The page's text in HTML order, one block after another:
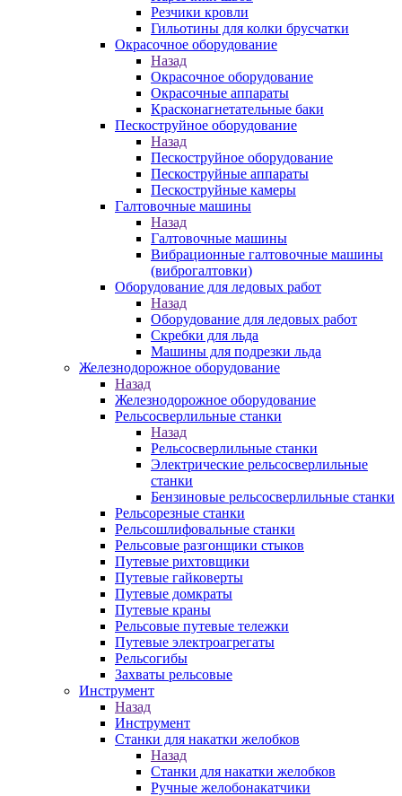
Резчики кровли
Гильотины для колки брусчатки
Окрасочное оборудование
Назад
Окрасочное оборудование
Окрасочные аппараты
Красконагнетательные баки
Пескоструйное оборудование
Назад
Пескоструйное оборудование
Пескоструйные аппараты
Пескоструйные камеры
Галтовочные машины
Назад
Галтовочные машины
Вибрационные галтовочные машины
(виброгалтовки)
Оборудование для ледовых работ
Назад
Оборудование для ледовых работ
Скребки для льда
Машины для подрезки льда
Железнодорожное оборудование
Назад
Железнодорожное оборудование
Рельсосверлильные станки
Назад
Рельсосверлильные станки
Электрические рельсосверлильные
станки
Бензиновые рельсосверлильные станки
Рельсорезные станки
Рельсошлифовальные станки
Рельсовые разгонщики стыков
Путевые рихтовщики
Путевые гайковерты
Путевые домкраты
Путевые краны
Рельсовые путевые тележки
Путевые электроагрегаты
Рельсогибы
Захваты рельсовые
Инструмент
Назад
Инструмент
Станки для накатки желобков
Назад
Станки для накатки желобков
Ручные желобонакатчики